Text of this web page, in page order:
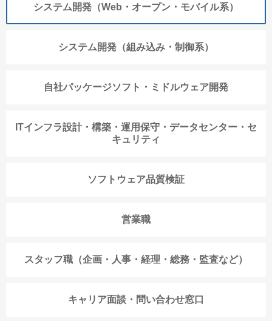
システム開発（Web・オープン・モバイル系）
システム開発（組み込み・制御系）
自社パッケージソフト・ミドルウェア開発
ITインフラ設計・構築・運用保守・データセンター・セ
キュリティ
ソフトウェア品質検証
営業職
スタッフ職（企画・人事・経理・総務・監査など）
キャリア面談・問い合わせ窓口